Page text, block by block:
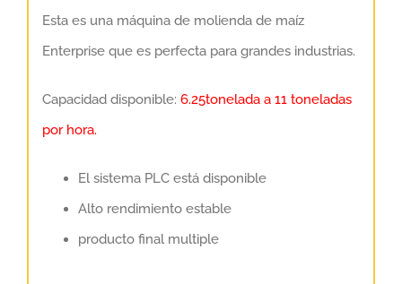
Esta es una máquina de molienda de maíz
Enterprise que es perfecta para grandes industrias.
Capacidad disponible: 6.25tonelada a 11 toneladas
por hora.
El sistema PLC está disponible
Alto rendimiento estable
producto final multiple